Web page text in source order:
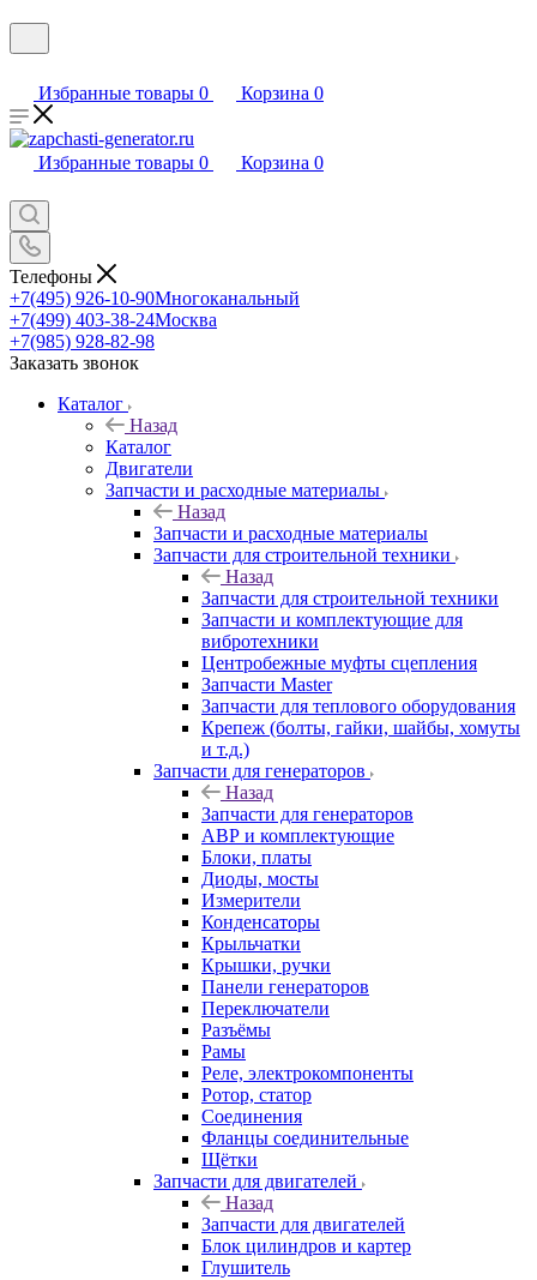
Избранные товары 0 Корзина 0
Избранные товары 0 Корзина 0
Телефоны
+7(495) 926-10-90Многоканальный
+7(499) 403-38-24Москва
+7(985) 928-82-98
Заказать звонок
Каталог
Назад
Каталог
Двигатели
Запчасти и расходные материалы
Назад
Запчасти и расходные материалы
Запчасти для строительной техники
Назад
Запчасти для строительной техники
Запчасти и комплектующие для
вибротехники
Центробежные муфты сцепления
Запчасти Master
Запчасти для теплового оборудования
Крепеж (болты, гайки, шайбы, хомуты
и т.д.)
Запчасти для генераторов
Назад
Запчасти для генераторов
АВР и комплектующие
Блоки, платы
Диоды, мосты
Измерители
Конденсаторы
Крыльчатки
Крышки, ручки
Панели генераторов
Переключатели
Разъёмы
Рамы
Реле, электрокомпоненты
Ротор, статор
Соединения
Фланцы соединительные
Щётки
Запчасти для двигателей
Назад
Запчасти для двигателей
Блок цилиндров и картер
Глушитель